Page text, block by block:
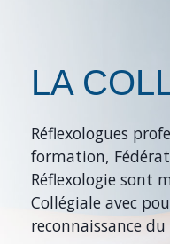
LA
Réflexologues
formation,
Réflexologie sont
Collégiale avec
reconnaissance